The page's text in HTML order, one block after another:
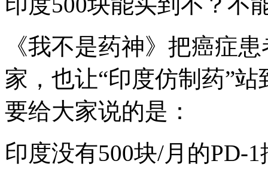
《我不是药神》把癌症
家，也让“印度仿制药”
要给大家说的是：
印度没有500块/月的PD-